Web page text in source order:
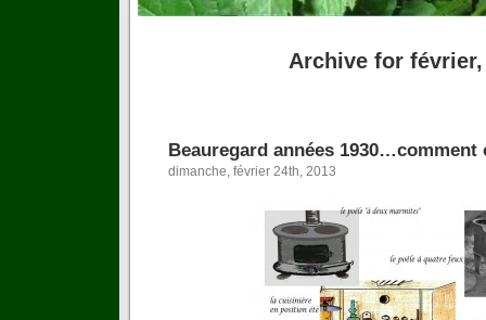
Archive for février,
Beauregard années 1930…comment
dimanche, février 24th, 2013